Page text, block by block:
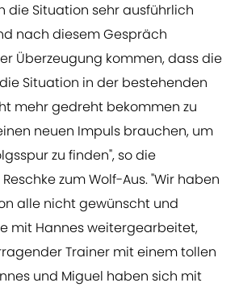
die Situation sehr ausführlich
nach diesem Gespräch
Überzeugung kommen, dass die
Situation in der bestehenden
mehr gedreht bekommen zu
neuen Impuls brauchen, um
zu finden", so die
zum Wolf-Aus. "Wir haben
alle nicht gewünscht und
mit Hannes weitergearbeitet,
Trainer mit einem tollen
und Miguel haben sich mit